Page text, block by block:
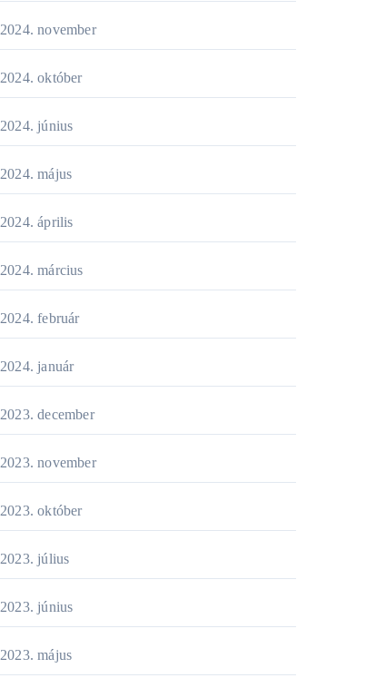
2024. november
2024. október
2024. június
2024. május
2024. április
2024. március
2024. február
2024. január
2023. december
2023. november
2023. október
2023. július
2023. június
2023. május